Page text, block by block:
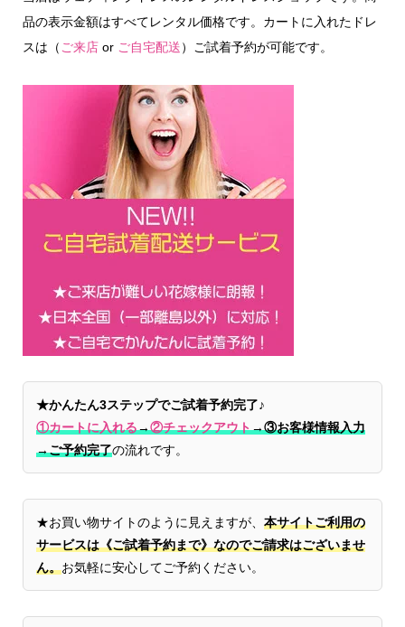
品の表示金額はすべてレンタル価格です。カートに入れたドレ
スは（ ご来店or ご自宅配送）ご試着予約が可能です。
★かんたん3ステップでご試着予約完了♪
①カートに入れる→②チェックアウト→③お客様情報入力
→ご予約完了の流れです。
★お買い物サイトのように見えますが、 本サイトご利用の
サービスは《ご試着予約まで》なのでご請求はございませ
ん。お気軽に安心してご予約ください。